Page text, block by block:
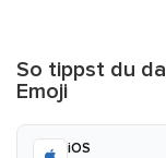
So tippst du
Emoji
iOS